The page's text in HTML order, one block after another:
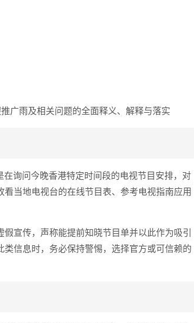
广雨及相关问题的全面释义、解释与落实
询问今晚香港特定时间段的电视节目安排，对
当地电视台的在线节目表、参考电视指南应用
宣传，声称能提前知晓节目单并以此作为吸引
信息时，务必保持警惕，选择官方或可信赖的